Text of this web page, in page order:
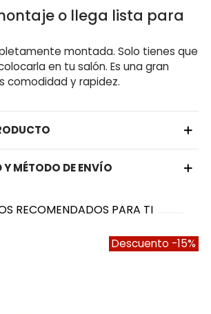
o llega lista para
montada. Solo tienes que
en tu salón. Es una gran
comodidad y rapidez.
MÉTODO DE ENVÍO
RECOMENDADOS PARA TI
Descuento -15%